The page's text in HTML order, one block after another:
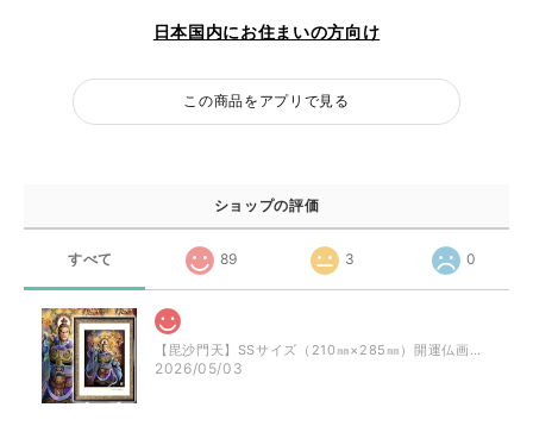
日本国内にお住まいの方向け
この商品をアプリで見る
ショップの評価
すべて 89 3 0
【毘沙門天】SSサイズ（210㎜×285㎜）開運仏画・ジクレー版画│日本の密教カード
2026/05/03